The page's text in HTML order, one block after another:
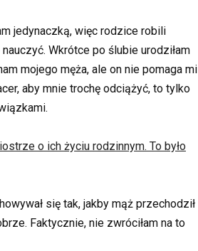
jedynaczką, więc rodzice robili
Wkrótce po ślubie urodziłam
mojego męża, ale on nie pomaga mi
aby mnie trochę odciążyć, to tylko
o ich życiu rodzinnym. To było
się tak, jakby mąż przechodził
Faktycznie, nie zwróciłam na to